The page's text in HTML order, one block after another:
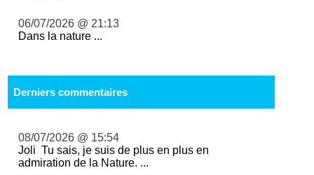
06/07/2026 @ 21:13
Dans la nature ...
Derniers commentaires
08/07/2026 @ 15:54
Joli Tu sais, je suis de plus en plus en
admiration de la Nature. ...